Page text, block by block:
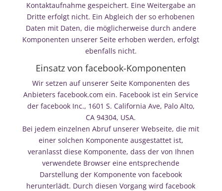
Kontaktaufnahme gespeichert. Eine Weitergabe an
Dritte erfolgt nicht. Ein Abgleich der so erhobenen
Daten mit Daten, die möglicherweise durch andere
Komponenten unserer Seite erhoben werden, erfolgt
ebenfalls nicht.
Einsatz von facebook-Komponenten
Wir setzen auf unserer Seite Komponenten des
Anbieters facebook.com ein. Facebook ist ein Service
der facebook Inc., 1601 S. California Ave, Palo Alto,
CA 94304, USA.
Bei jedem einzelnen Abruf unserer Webseite, die mit
einer solchen Komponente ausgestattet ist,
veranlasst diese Komponente, dass der von Ihnen
verwendete Browser eine entsprechende
Darstellung der Komponente von facebook
herunterlädt. Durch diesen Vorgang wird facebook